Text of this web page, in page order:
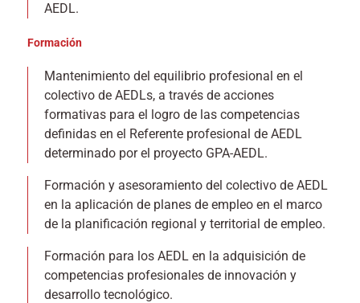
AEDL.
Formación
Mantenimiento del equilibrio profesional en el
colectivo de AEDLs, a través de acciones
formativas para el logro de las competencias
definidas en el Referente profesional de AEDL
determinado por el proyecto GPA-AEDL.
Formación y asesoramiento del colectivo de AEDL
en la aplicación de planes de empleo en el marco
de la planificación regional y territorial de empleo.
Formación para los AEDL en la adquisición de
competencias profesionales de innovación y
desarrollo tecnológico.